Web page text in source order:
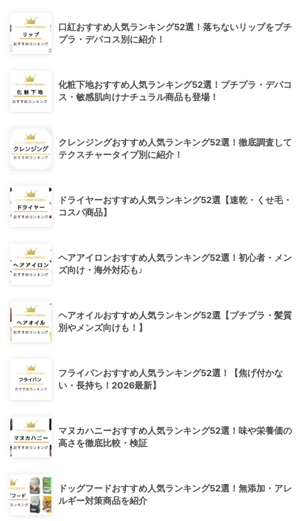
口紅おすすめ人気ランキング52選！落ちないリップをプチ
プラ・デパコス別に紹介！
化粧下地おすすめ人気ランキング52選！プチプラ・デパコ
ス・敏感肌向けナチュラル商品も登場！
クレンジングおすすめ人気ランキング52選！徹底調査して
テクスチャータイプ別に紹介！
ドライヤーおすすめ人気ランキング52選【速乾・くせ毛・
コスパ商品】
ヘアアイロンおすすめ人気ランキング52選！初心者・メン
ズ向け・海外対応も♪
ヘアオイルおすすめ人気ランキング52選【プチプラ・髪質
別やメンズ向けも！】
フライパンおすすめ人気ランキング52選！【焦げ付かな
い・長持ち！2026最新】
マヌカハニーおすすめ人気ランキング52選！味や栄養価の
高さを徹底比較・検証
ドッグフードおすすめ人気ランキング52選！無添加・アレ
ルギー対策商品を紹介